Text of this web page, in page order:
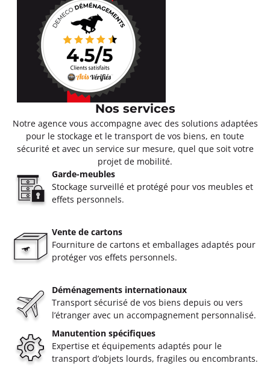
Nos services
Notre agence vous accompagne avec des solutions adaptées
pour le stockage et le transport de vos biens, en toute
sécurité et avec un service sur mesure, quel que soit votre
projet de mobilité.
Garde-meubles
Stockage surveillé et protégé pour vos meubles et
effets personnels.
Vente de cartons
Fourniture de cartons et emballages adaptés pour
protéger vos effets personnels.
Déménagements internationaux
Transport sécurisé de vos biens depuis ou vers
l’étranger avec un accompagnement personnalisé.
Manutention spécifiques
Expertise et équipements adaptés pour le
transport d’objets lourds, fragiles ou encombrants.